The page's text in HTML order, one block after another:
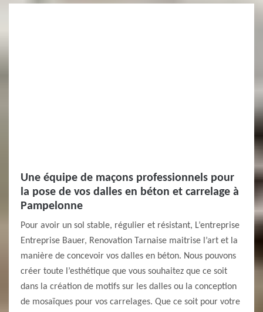
Une équipe de maçons professionnels pour
la pose de vos dalles en béton et carrelage à
Pampelonne
Pour avoir un sol stable, régulier et résistant, L’entreprise
Entreprise Bauer, Renovation Tarnaise maitrise l’art et la
manière de concevoir vos dalles en béton. Nous pouvons
créer toute l’esthétique que vous souhaitez que ce soit
dans la création de motifs sur les dalles ou la conception
de mosaïques pour vos carrelages. Que ce soit pour votre